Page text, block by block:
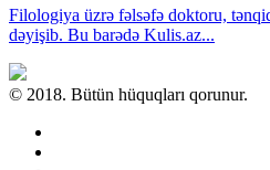
Filologiya üzrə fəlsəfə doktoru,
dəyişib. Bu barədə Kulis.az...
© 2018. Bütün hüquqları qorunur.